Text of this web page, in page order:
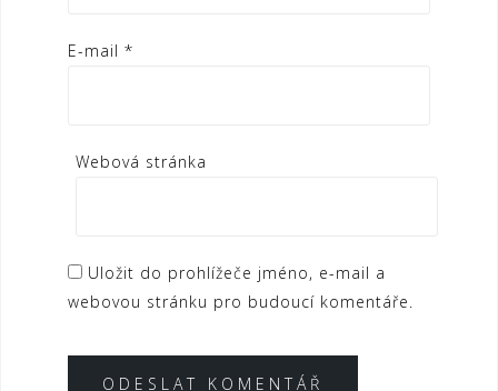
E-mail *
Webová stránka
Uložit do prohlížeče jméno, e-mail a
webovou stránku pro budoucí komentáře.